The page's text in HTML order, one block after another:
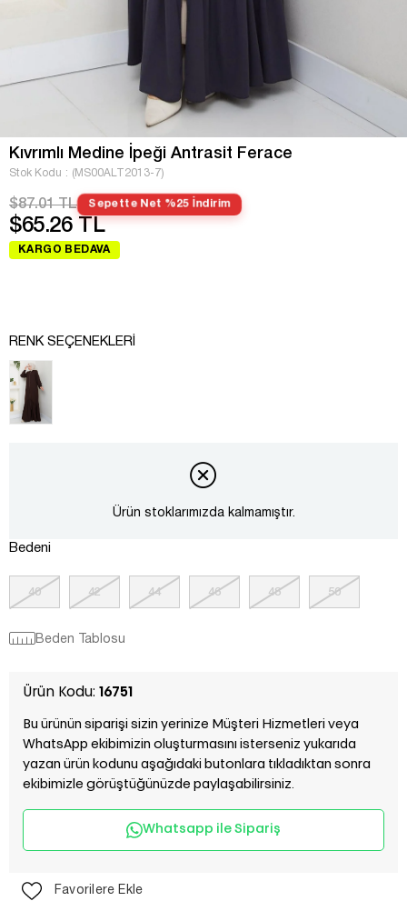
Kıvrımlı Medine İpeği Antrasit Ferace
Stok Kodu (MS00ALT2013-7)
$87.01 TL Sepette Net %25 İndirim
$65.26 TL
KARGO BEDAVA
RENK SEÇENEKLERI
Ürün stoklarımızda kalmamıştır.
Bedeni
40 42 44 46 48 50
Beden Tablosu
Ürün Kodu: 16751
Bu ürünün siparişi sizin yerinize Müşteri Hizmetleri veya
WhatsApp ekibimizin oluşturmasını isterseniz yukarıda
yazan ürün kodunu aşağıdaki butonlara tıkladıktan sonra
ekibimizle görüştüğünüzde paylaşabilirsiniz.
Whatsapp ile Sipariş
Favorilere Ekle